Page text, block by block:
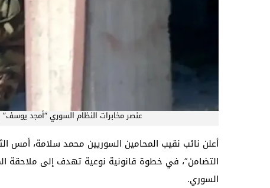
عنصر مخابرات النظام السوري “أمجد
أعلن نائب نقيب المحامين السوريين محمد سلامة، أمس
التضامن”، في خطوة قانونية نوعية تهدف إلى
السوري.‏